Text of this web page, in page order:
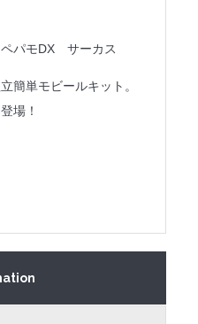
パモDX サーカス
簡単モビールキット。
場！